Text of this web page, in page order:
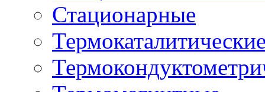
Стационарные